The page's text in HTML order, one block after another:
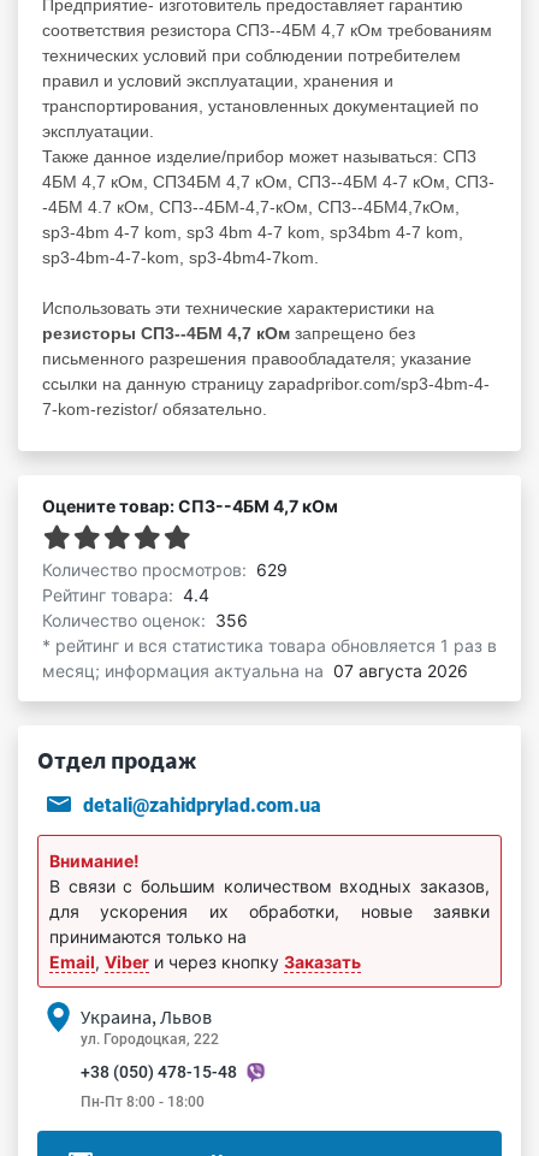
Предприятие- изготовитель предоставляет гарантию
соответствия резистора СП3--4БМ 4,7 кОм требованиям
технических условий при соблюдении потребителем
правил и условий эксплуатации, хранения и
транспортирования, установленных документацией по
эксплуатации.
Также данное изделие/прибор может называться: СП3
4БМ 4,7 кОм, СП34БМ 4,7 кОм, СП3--4БМ 4-7 кОм, СП3-
-4БМ 4.7 кОм, СП3--4БМ-4,7-кОм, СП3--4БМ4,7кОм,
sp3-4bm 4-7 kom, sp3 4bm 4-7 kom, sp34bm 4-7 kom,
sp3-4bm-4-7-kom, sp3-4bm4-7kom.
Использовать эти технические характеристики на
резисторы СП3--4БМ 4,7 кОм запрещено без
письменного разрешения правообладателя; указание
ссылки на данную страницу zapadpribor.com/sp3-4bm-4-
7-kom-rezistor/ обязательно.
Оцените товар: СП3--4БМ 4,7 кОм
Количество просмотров: 629
Рейтинг товара: 4.4
Количество оценок: 356
* рейтинг и вся статистика товара обновляется 1 раз в
месяц; информация актуальна на 07 августа 2026
Отдел продаж
detali@zahidprylad.com.ua
Внимание!
В связи с большим количеством входных заказов,
для ускорения их обработки, новые заявки
принимаются только на
Email, Viber и через кнопку Заказать
Украина, Львов
ул. Городоцкая, 222
+38 (050) 478-15-48
Пн-Пт 8:00 - 18:00